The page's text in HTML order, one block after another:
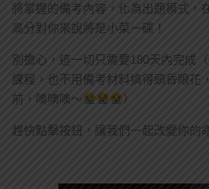
將掌握的備考內容，化為出題模式，
高分對你來說將是小菜一碟！
別擔心，這一切只需要180天內完成
課程，也不用備考材料搞得頭昏眼花
前，噢噢噢～
）
趕快點擊按鈕，讓我們一起改變你的